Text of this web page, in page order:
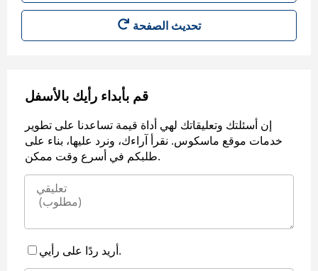
تحديث الصفحة
قم بأبداء رأيك بالأسفل
إن أسئلتك وتعليقاتك لهي أداة قيمة تساعدنا على تطوير
خدمات موقع ماسكوس. نقرأ آراءك، ونرد عليها، بناء على
طلبكم في أسرع وقت ممكن.
أريد ردًا على رأيي.